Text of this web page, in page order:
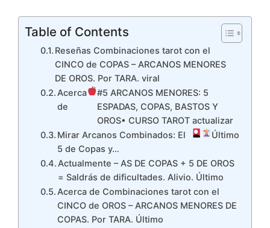
Table of Contents
Reseñas Combinaciones tarot con el
CINCO de COPAS – ARCANOS MENORES
DE OROS. Por TARA. viral
Acerca
de
#5 ARCANOS MENORES: 5
ESPADAS, COPAS, BASTOS Y
OROS• CURSO TAROT actualizar
Mirar Arcanos Combinados: El
5 de Copas y…
Último
Actualmente – AS DE COPAS + 5 DE OROS
= Saldrás de dificultades. Alivio. Último
Acerca de Combinaciones tarot con el
CINCO de OROS – ARCANOS MENORES DE
COPAS. Por TARA. Último